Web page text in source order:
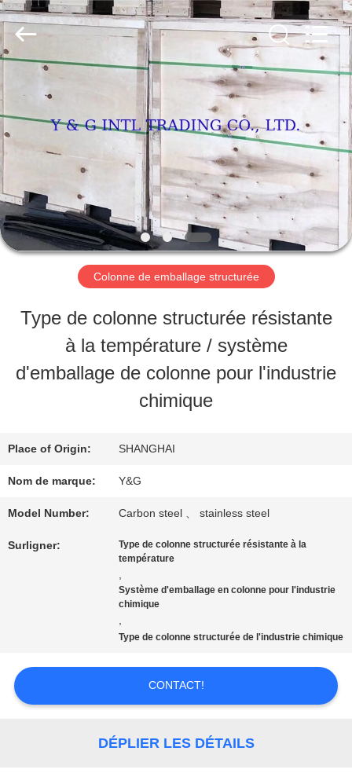
MAISON
PRODUITS
AU
SUJET
VISITE
CONTRÔLE
DE
QUALITÉ
CONTACTEZ-
NOUVELLES
Qualité
d'acier
au
carbone
Fournisseur.
-
2025
tube.com.
Reserved.
Colonne de emballage structurée
Type de colonne structurée résistante
à la température / système
d'emballage de colonne pour l'industrie
chimique
Place of Origin: SHANGHAI
Nom de marque: Y&G
Model Number: Carbon steel 、 stainless steel
Surligner:
Type de colonne structurée résistante à la
température
,
Système d'emballage en colonne pour l'industrie
chimique
,
Type de colonne structurée de l'industrie chimique
CONTACT!
DÉPLIER LES DÉTAILS